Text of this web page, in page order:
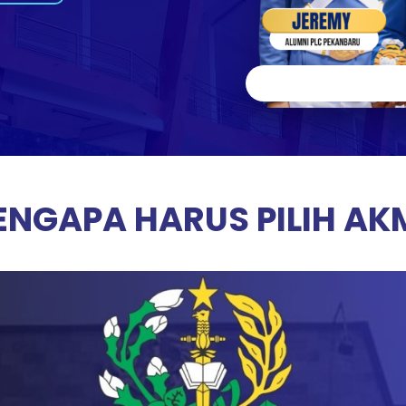
HARUS PILIH